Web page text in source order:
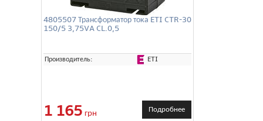
4805507 Трансформатор тока ETI CTR-30
150/5 3,75VA CL.0,5
Производитель: ETI
1 165 грн Подробнее